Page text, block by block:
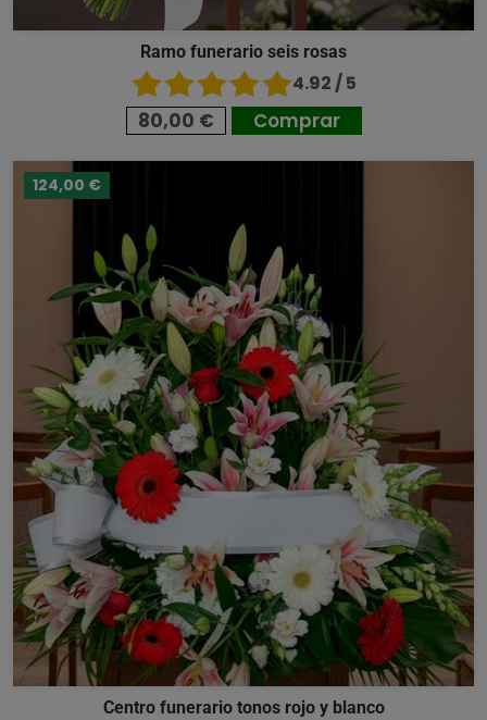
Ramo funerario seis rosas
4.92 / 5
80,00 € Comprar
124,00 €
Centro funerario tonos rojo y blanco